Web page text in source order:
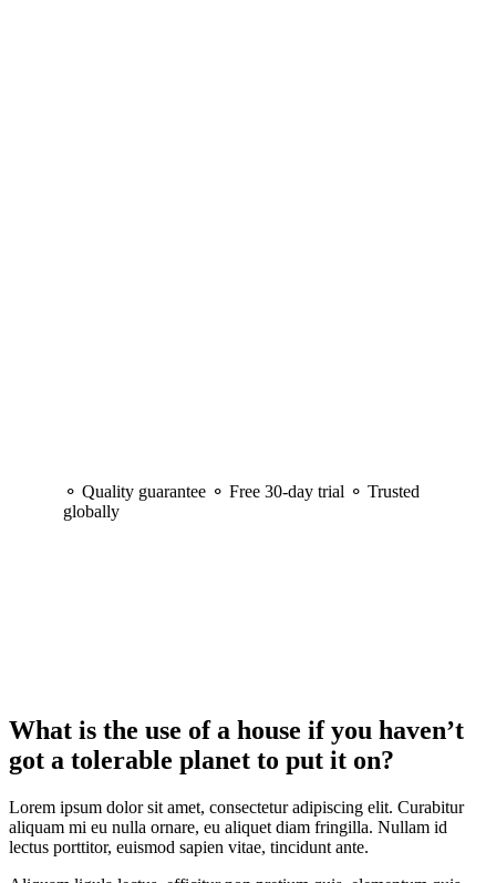
⚬ Quality guarantee ⚬ Free 30-day trial ⚬ Trusted
globally
What is the use of a house if you haven’t
got a tolerable planet to put it on?
Lorem ipsum dolor sit amet, consectetur adipiscing elit. Curabitur
aliquam mi eu nulla ornare, eu aliquet diam fringilla. Nullam id
lectus porttitor, euismod sapien vitae, tincidunt ante.